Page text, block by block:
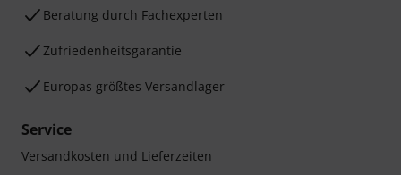
Beratung durch Fachexperten
Zufriedenheitsgarantie
Europas größtes Versandlager
Service
Versandkosten und Lieferzeiten